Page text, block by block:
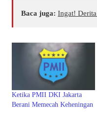
Baca juga: Ingat!
Ketika PMII DKI Jakarta
Berani Memecah Keheningan